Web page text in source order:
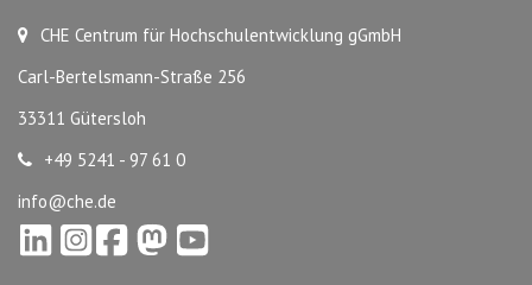
CHE Centrum für Hochschulentwicklung gGmbH
Carl-Bertelsmann-Straße 256
33311 Gütersloh
+49 5241 - 97 61 0
info@che.de